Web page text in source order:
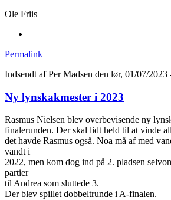
Ole Friis
Permalink
Indsendt afPer Madsen den lør, 01/07/2023
Ny lynskakmester i 2023
Rasmus Nielsen blev overbevisende ny
finalerunden. Der skal lidt held til at vinde
det havde Rasmus også. Noa må af med
vandt i
2022, men kom dog ind på 2. pladsen
partier
til Andrea som sluttede 3.
Der blev spillet dobbeltrunde i A-finalen.